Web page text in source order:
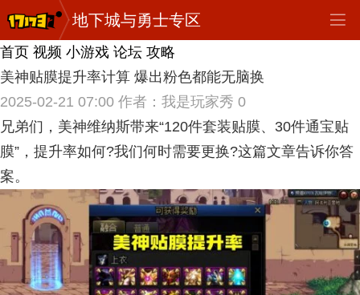
地下城与勇士专区
首页 视频 小游戏 论坛 攻略
美神贴膜提升率计算 爆出粉色都能无脑换
2025-02-21 07:00 作者：我是玩家秀 0
兄弟们，美神维纳斯带来“120件套装贴膜、30件通宝贴
膜”，提升率如何?我们何时需要更换?这篇文章告诉你答
案。